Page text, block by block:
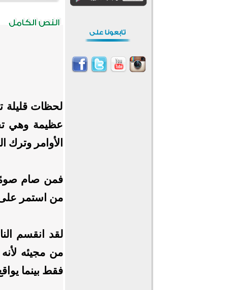
لحظات قليلة
عظيمة وهي
الأوامر وترك
فمن صام صومًا
من استمر على
لقد انقسم
من مجيئه
فقط بينما
اختتام منافسات قرآنية متميزة في
مسابقة المعلومات الإسلامية